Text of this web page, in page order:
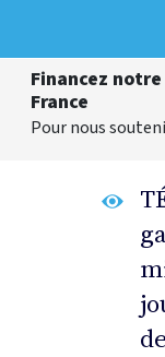
Financez
France
Pour nous